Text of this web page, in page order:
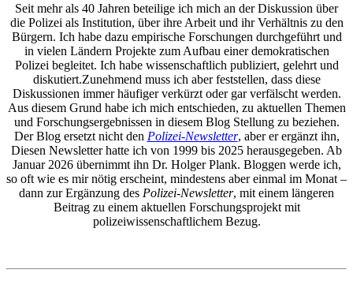
Seit mehr als 40 Jahren beteilige ich mich an der Diskussion über
die Polizei als Institution, über ihre Arbeit und ihr Verhältnis zu den
Bürgern. Ich habe dazu empirische Forschungen durchgeführt und
in vielen Ländern Projekte zum Aufbau einer demokratischen
Polizei begleitet. Ich habe wissenschaftlich publiziert, gelehrt und
diskutiert.Zunehmend muss ich aber feststellen, dass diese
Diskussionen immer häufiger verkürzt oder gar verfälscht werden.
Aus diesem Grund habe ich mich entschieden, zu aktuellen Themen
und Forschungsergebnissen in diesem Blog Stellung zu beziehen.
Der Blog ersetzt nicht den Polizei-Newsletter, aber er ergänzt ihn,
Diesen Newsletter hatte ich von 1999 bis 2025 herausgegeben. Ab
Januar 2026 übernimmt ihn Dr. Holger Plank. Bloggen werde ich,
so oft wie es mir nötig erscheint, mindestens aber einmal im Monat –
dann zur Ergänzung des Polizei-Newsletter, mit einem längeren
Beitrag zu einem aktuellen Forschungsprojekt mit
polizeiwissenschaftlichem Bezug.